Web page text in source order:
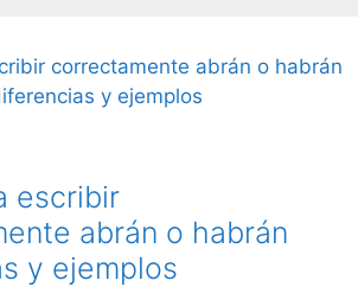
escribir
abrán o habrán
y ejemplos